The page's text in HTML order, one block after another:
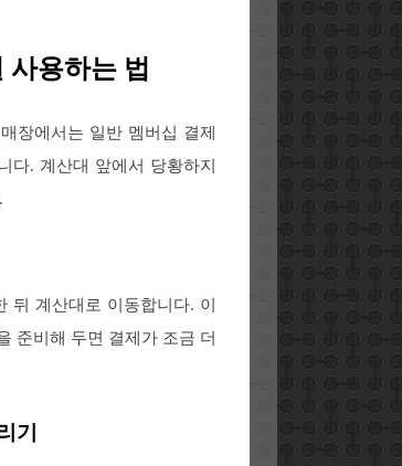
용하는 법
장에서는 일반 멤버십 결제
다. 계산대 앞에서 당황하지
뒤 계산대로 이동합니다. 이
준비해 두면 결제가 조금 더
기